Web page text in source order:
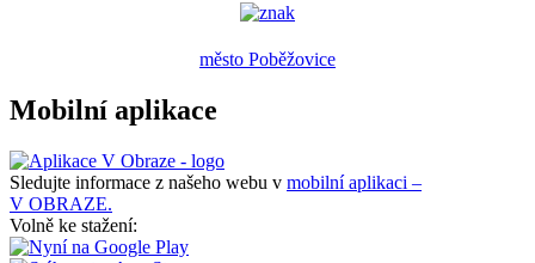
město Poběžovice
Mobilní aplikace
Sledujte informace z našeho webu v mobilní aplikaci –
V OBRAZE.
Volně ke stažení: